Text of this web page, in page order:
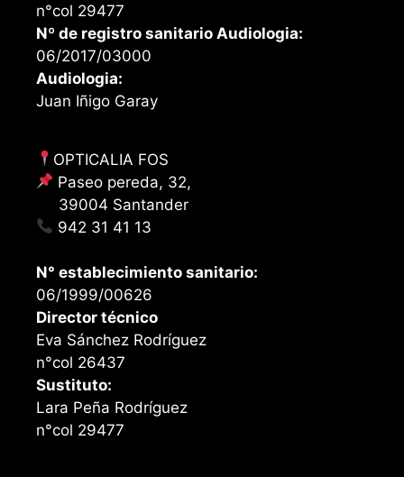
n°col 29477
Nº de registro sanitario Audiologia:
06/2017/03000
Audiologia:
Juan Iñigo Garay
OPTICALIA FOS
Paseo pereda, 32,
39004 Santander
942 31 41 13
N° establecimiento sanitario:
06/1999/00626
Director técnico
Eva Sánchez Rodríguez
n°col 26437
Sustituto:
Lara Peña Rodríguez
n°col 29477